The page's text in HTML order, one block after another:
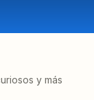
y más